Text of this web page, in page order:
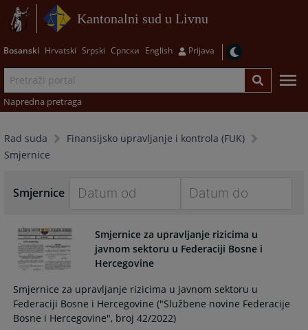
Kantonalni sud u Livnu
Bosanski Hrvatski Srpski Српски English Prijava
Napredna pretraga
Rad suda
Finansijsko upravljanje i kontrola (FUK)
Smjernice
Smjernice
forward
to
interact
the
calendar
and
forward
to
the
calendar
Smjernice za upravljanje rizicima u
javnom sektoru u Federaciji Bosne i
Hercegovine
Smjernice za upravljanje rizicima u javnom sektoru u
Federaciji Bosne i Hercegovine ("Službene novine Federacije
Bosne i Hercegovine", broj 42/2022)